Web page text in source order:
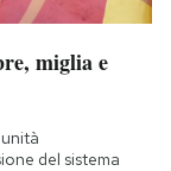
miglia e
del sistema